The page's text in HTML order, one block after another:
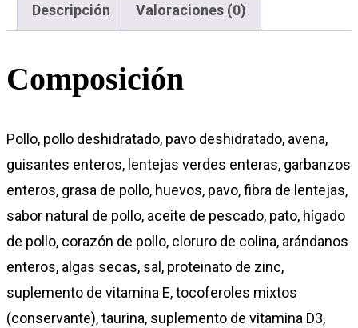
Descripción Valoraciones (0)
Composición
Pollo, pollo deshidratado, pavo deshidratado, avena,
guisantes enteros, lentejas verdes enteras, garbanzos
enteros, grasa de pollo, huevos, pavo, fibra de lentejas,
sabor natural de pollo, aceite de pescado, pato, hígado
de pollo, corazón de pollo, cloruro de colina, arándanos
enteros, algas secas, sal, proteinato de zinc,
suplemento de vitamina E, tocoferoles mixtos
(conservante), taurina, suplemento de vitamina D3,